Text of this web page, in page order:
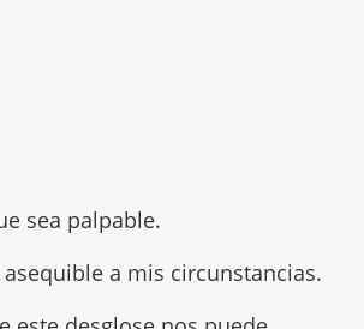
sea palpable.
asequible a mis circunstancias.